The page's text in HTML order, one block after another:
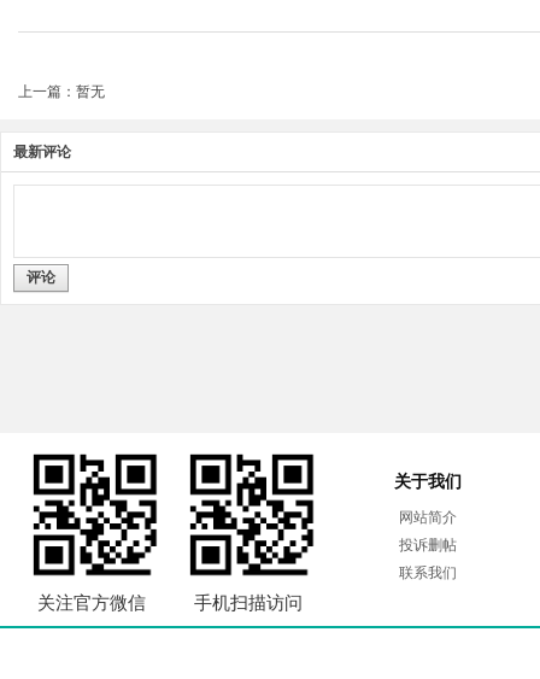
上一篇：暂无
最新评论
评论
关注官方微信 手机扫描访问
关于我们
网站简介
投诉删帖
联系我们